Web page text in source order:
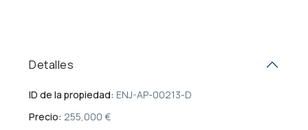
Detalles
ID de la propiedad: ENJ-AP-00213-D
Precio: 255,000 €